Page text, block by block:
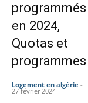
programmés
en 2024,
Quotas et
programmes
Logement en algérie -
27 février 2024